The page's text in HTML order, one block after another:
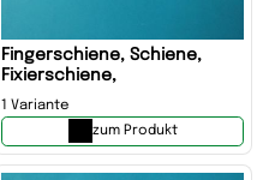
Fingerschiene, Schiene,
Fixierschiene,
1 Variante
zum Produkt